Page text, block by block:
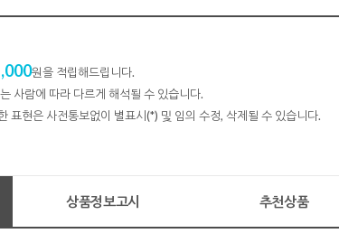
원을 적립해드립니다.
사람에 따라 다르게 해석될 수 있습니다.
표현은 사전통보없이 별표시(*) 및 임의 수정, 삭제될 수 있습니다.
상품정보고시 추천상품